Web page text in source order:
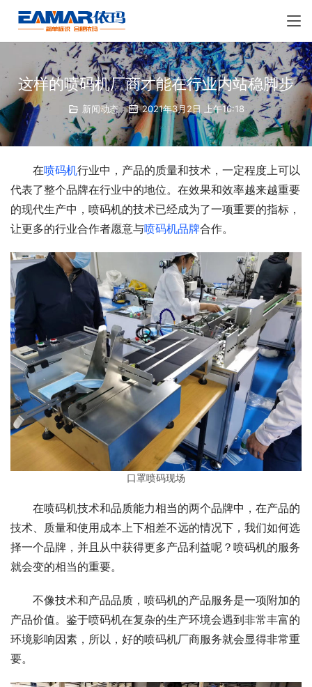
这样的喷码机厂商才能在行业内站稳脚步
新闻动态 2021年3月2日 上午10:18
在喷码机行业中，产品的质量和技术，一定程度上可以
代表了整个品牌在行业中的地位。在效果和效率越来越重要
的现代生产中，喷码机的技术已经成为了一项重要的指标，
让更多的行业合作者愿意与喷码机品牌合作。
口罩喷码现场
在喷码机技术和品质能力相当的两个品牌中，在产品的
技术、质量和使用成本上下相差不远的情况下，我们如何选
择一个品牌，并且从中获得更多产品利益呢？喷码机的服务
就会变的相当的重要。
不像技术和产品品质，喷码机的产品服务是一项附加的
产品价值。鉴于喷码机在复杂的生产环境会遇到非常丰富的
环境影响因素，所以，好的喷码机厂商服务就会显得非常重
要。